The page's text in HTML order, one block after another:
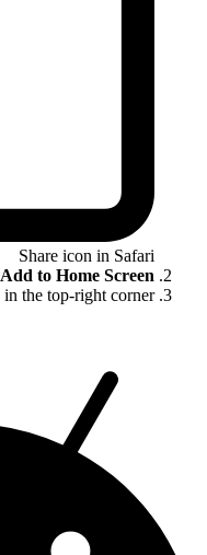
Share icon in Safari
Add to Home Screen
in the top-right corner.